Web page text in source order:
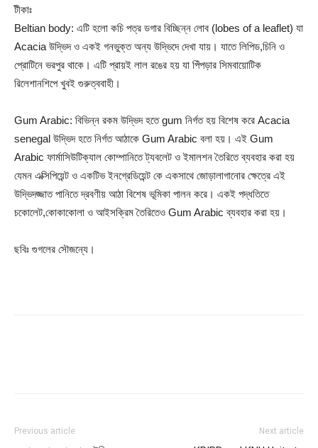
টীকাঃ
Beltian body: এটি হলো কচি পত্র ডগার বিচ্ছিন্ন লোব (lobes of a leaflet) যা
Acacia উদ্ভিদ ও একই গনভুক্ত অন্য উদ্ভিদে দেখা যায়। যাতে লিপিড,চিনি ও
প্রোটিনে ভরপুর থাকে। এটি প্রায়ই লাল রঙের হয় যা পিঁপড়ার সিমবায়োটিক
রিলেশানশিপে খুবই গুরুত্ববাহী।
Gum Arabic: বিভিন্ন রকম উদ্ভিদ হতে gum নির্গত হয় বিশেষ করে Acacia
senegal উদ্ভিদ হতে নির্গত আঠাকে Gum Arabic বলা হয়। এই Gum
Arabic ফার্মাসিউটিক্যাল কোম্পানিতে ট্যবলেট ও ইমালশন তৈরিতে ব্যবহার করা হয়
যেমন এক্সিপিয়েন্ট ও একটিভ ইনগ্রেডিয়েন্ট কে একসাথে জোড়ালাগানোর ক্ষেত্রে এই
উদ্ভিদজ্জাত পানিতে দ্রবণীয় আঠা বিশেষ ভূমিকা পালন করে। একই পদ্ধতিতে
চকোলেট,কোকাকোলা ও আইসক্রিম তৈরিতেও Gum Arabic ব্যবহার করা হয়।
ছবিঃ গুগলের সৌজন্যে।
Previous article Next article